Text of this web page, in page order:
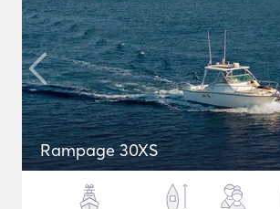
Rampage 30XS